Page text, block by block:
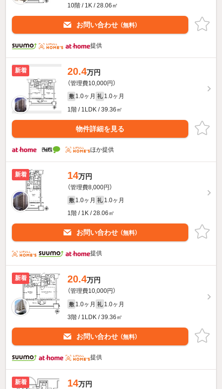
10階 / 1K / 28.06㎡
お問い合わせ （無料）
提供
新着 20.4万円
（管理費10,000円）
敷 1.0ヶ月 礼 1.0ヶ月
1階 / 1LDK / 39.36㎡
物件詳細を見る
ほか提供
新着 14万円
（管理費8,000円）
敷 1.0ヶ月 礼 1.0ヶ月
1階 / 1K / 28.06㎡
お問い合わせ （無料）
提供
新着 20.4万円
（管理費10,000円）
敷 1.0ヶ月 礼 1.0ヶ月
3階 / 1LDK / 39.36㎡
お問い合わせ （無料）
提供
新着 14万円